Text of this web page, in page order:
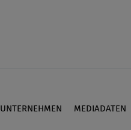
UNTERNEHMEN MEDIADATEN